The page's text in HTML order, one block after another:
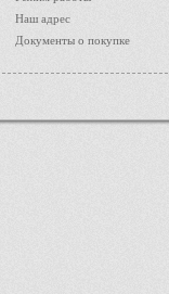
Наш адрес
Документы о покупке